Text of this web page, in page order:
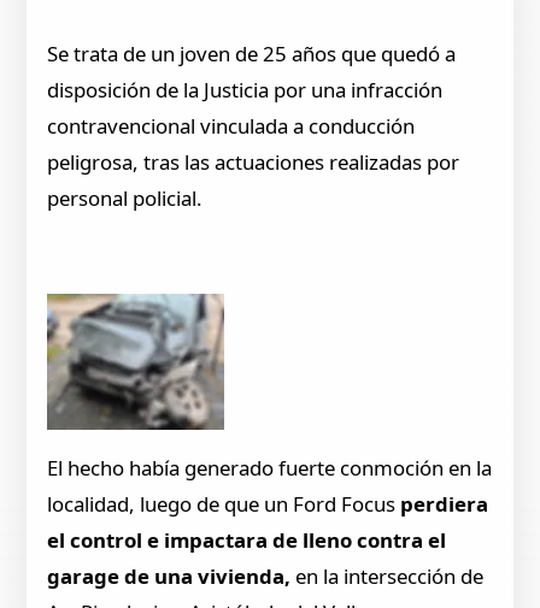
Se trata de un joven de 25 años que quedó a
disposición de la Justicia por una infracción
contravencional vinculada a conducción
peligrosa, tras las actuaciones realizadas por
personal policial.
El hecho había generado fuerte conmoción en la
localidad, luego de que un Ford Focus perdiera
el control e impactara de lleno contra el
garage de una vivienda, en la intersección de